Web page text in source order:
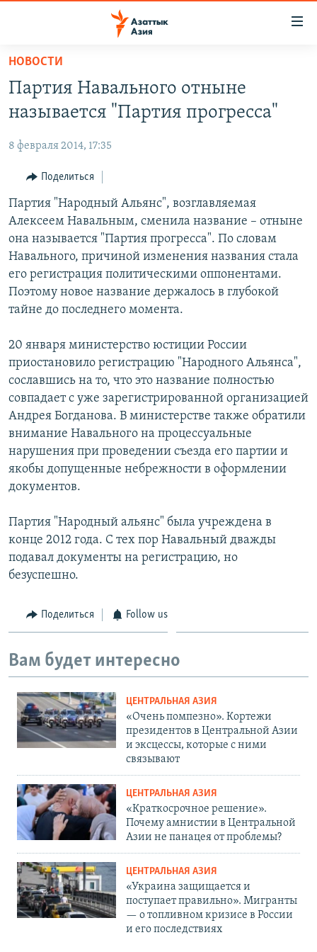
Вернуться
основному
содержанию
навигации
Вернутся
поиску
КАЗАХСТАН
УЗБЕКИСТАН
ТАДЖИКИСТАН
НОВОСТИ
НА ДРУГИХ ЯЗЫКАХ
ҚАЗАҚША
КЫРГЫЗЧА
ТОҶИКӢ
TÜRKMENÇE
Все сайты РСЕ/РС
НОВОСТИ
Партия Навального отныне
называется "Партия прогресса"
8 февраля 2014, 17:35
Поделиться
Партия "Народный Альянс", возглавляемая
Алексеем Навальным, сменила название – отныне
она называется "Партия прогресса". По словам
Навального, причиной изменения названия стала
его регистрация политическими оппонентами.
Поэтому новое название держалось в глубокой
тайне до последнего момента.
20 января министерство юстиции России
приостановило регистрацию "Народного Альянса",
сославшись на то, что это название полностью
совпадает с уже зарегистрированной организацией
Андрея Богданова. В министерстве также обратили
внимание Навального на процессуальные
нарушения при проведении съезда его партии и
якобы допущенные небрежности в оформлении
документов.
Партия "Народный альянс" была учреждена в
конце 2012 года. С тех пор Навальный дважды
подавал документы на регистрацию, но
безуспешно.
Поделиться Follow us
Вам будет интересно
ЦЕНТРАЛЬНАЯ АЗИЯ
«Очень помпезно». Кортежи
президентов в Центральной Азии
и эксцессы, которые с ними
связывают
ЦЕНТРАЛЬНАЯ АЗИЯ
«Краткосрочное решение».
Почему амнистии в Центральной
Азии не панацея от проблемы?
ЦЕНТРАЛЬНАЯ АЗИЯ
«Украина защищается и
поступает правильно». Мигранты
— о топливном кризисе в России
и его последствиях